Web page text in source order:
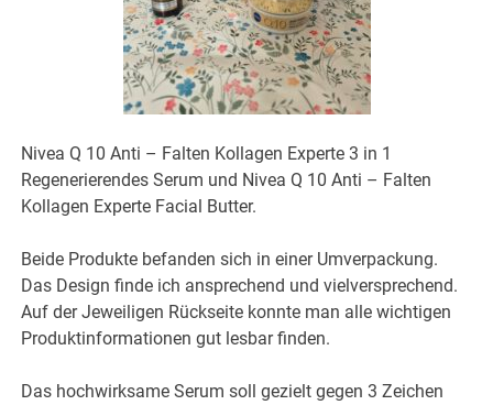
Nivea Q 10 Anti – Falten Kollagen Experte 3 in 1
Regenerierendes Serum und Nivea Q 10 Anti – Falten
Kollagen Experte Facial Butter.
Beide Produkte befanden sich in einer Umverpackung.
Das Design finde ich ansprechend und vielversprechend.
Auf der Jeweiligen Rückseite konnte man alle wichtigen
Produktinformationen gut lesbar finden.
Das hochwirksame Serum soll gezielt gegen 3 Zeichen